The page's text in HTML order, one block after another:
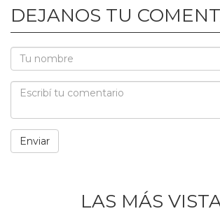
DEJANOS TU
LAS MÁS